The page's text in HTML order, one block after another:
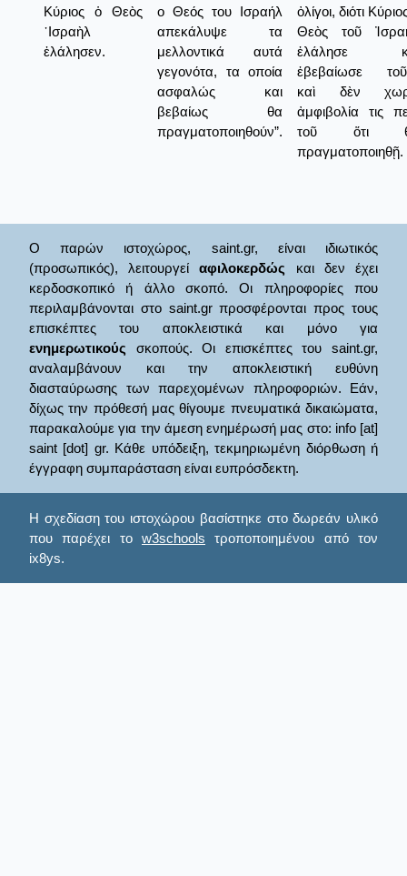
Κύριος ὁ Θεὸς
᾿Ισραὴλ
ἐλάλησεν.
ο Θεός του Ισραήλ
απεκάλυψε τα
μελλοντικά αυτά
γεγονότα, τα οποία
ασφαλώς και
βεβαίως θα
πραγματοποιηθούν”.
ὀλίγοι, διότι
Θεὸς τοῦ
ἐλάλησε
ἐβεβαίωσε
καὶ δὲν
ἀμφιβολία τις
τοῦ ὅτι
πραγματοποιηθῇ.
Ο παρών ιστοχώρος, saint.gr, είναι ιδιωτικός
(προσωπικός), λειτουργείαφιλοκερδώς και δεν έχει
κερδοσκοπικό ή άλλο σκοπό. Οι πληροφορίες που
περιλαμβάνονται στο saint.gr προσφέρονται προς τους
επισκέπτες του αποκλειστικά και μόνο για
ενημερωτικούς σκοπούς. Οι επισκέπτες του saint.gr,
αναλαμβάνουν και την αποκλειστική ευθύνη
διασταύρωσης των παρεχομένων πληροφοριών. Εάν,
δίχως την πρόθεσή μας θίγουμε πνευματικά δικαιώματα,
παρακαλούμε για την άμεση ενημέρωσή μας στο: info [at]
saint [dot] gr. Κάθε υπόδειξη, τεκμηριωμένη διόρθωση ή
έγγραφη συμπαράσταση είναι ευπρόσδεκτη.
Η σχεδίαση του ιστοχώρου βασίστηκε στο δωρεάν υλικό
που παρέχει το w3schools τροποποιημένου από τον
ix8ys.